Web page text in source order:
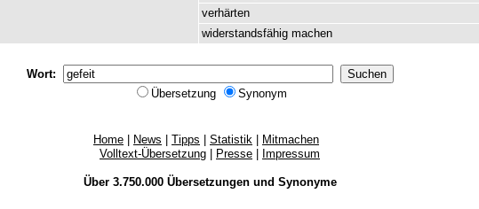
verhärten
widerstandsfähig machen
Wort:
Übersetzung
Synonym
Home News Tipps Statistik
Mitmachen
Volltext-Übersetzung
Presse Impressum
Über 3.750.000 Übersetzungenund Synonyme